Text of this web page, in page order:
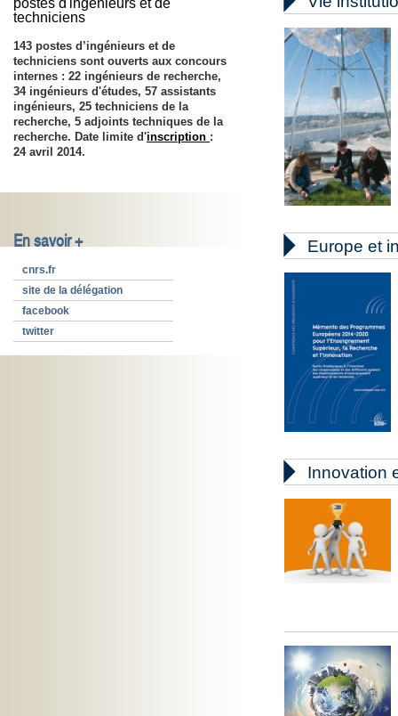
postes d'ingénieurs et de
techniciens
143 postes d’ingénieurs et de
techniciens sont ouverts aux concours
internes : 22 ingénieurs de recherche,
34 ingénieurs d'études, 57 assistants
ingénieurs, 25 techniciens de la
recherche, 5 adjoints techniques de la
recherche. Date limite d'inscription :
24 avril 2014.
En savoir +
cnrs.fr
site de la délégation
facebook
twitter
 Europe et
 Innovation